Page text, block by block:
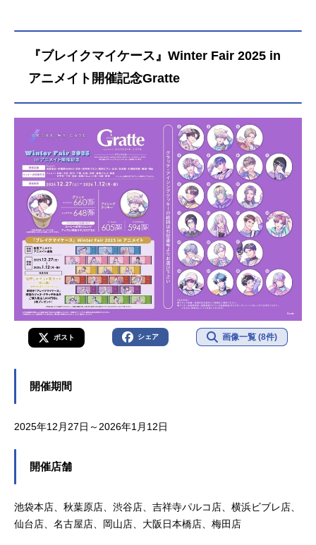
『ブレイクマイケース』Winter Fair 2025 in
アニメイト開催記念Gratte
ポスト シェア 画像一覧 (8件)
開催期間
2025年12月27日～2026年1月12日
開催店舗
池袋本店、秋葉原店、渋谷店、吉祥寺パルコ店、横浜ビブレ店、
仙台店、名古屋店、岡山店、大阪日本橋店、梅田店